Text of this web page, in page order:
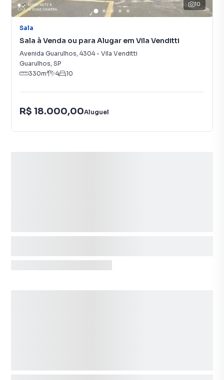
10
Sala
Sala à Venda ou para Alugar em Vila Venditti
Avenida Guarulhos, 4304- Vila Venditti
Guarulhos, SP
330m² 4 10
R$ 18.000,00Aluguel